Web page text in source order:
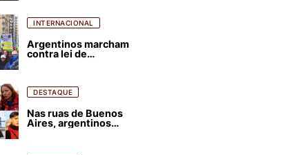
INTERNACIONAL
Argentinos marcham
contra lei de
florestais
DESTAQUE
Nas ruas de Buenos
Aires, argentinos